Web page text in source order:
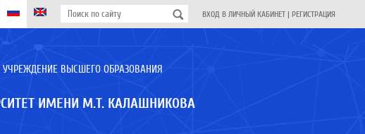
ВХОД В ЛИЧНЫЙ КАБИНЕТ | РЕГИСТРАЦИЯ
УЧРЕЖДЕНИЕ ВЫСШЕГО ОБРАЗОВАНИЯ
ИМЕНИ М.Т. КАЛАШНИКОВА